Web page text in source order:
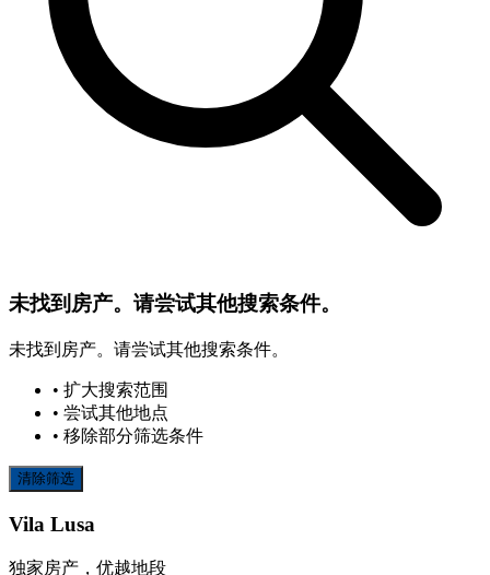
未找到房产。请尝试其他搜索条件。
未找到房产。请尝试其他搜索条件。
• 扩大搜索范围
• 尝试其他地点
• 移除部分筛选条件
清除筛选
Vila Lusa
独家房产，优越地段